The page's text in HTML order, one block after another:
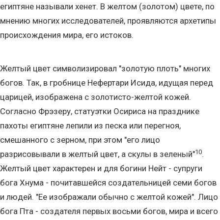
египтяне называли хенет. В желтом (золотом) цвете, по
мнению многих исследователей, проявляются архетипы
происхождения мира, его истоков.
Желтый цвет символизировал "золотую плоть" многих
богов. Так, в гробнице Нефертари Исида, идущая перед
царицей, изображена с золотисто-желтой кожей.
Согласно Фрэзеру, статуэтки Осириса на празднике
пахоты египтяне лепили из песка или перегноя,
смешанного с зерном, при этом "его лицо
разрисовывали в желтый цвет, а скулы в зеленый"10.
Желтый цвет характерен и для богини Нейт - супруги
бога Хнума - почитавшейся создательницей семи богов
и людей. "Ее изображали обычно с желтой кожей". Лицо
бога Пта - создателя первых восьми богов, мира и всего